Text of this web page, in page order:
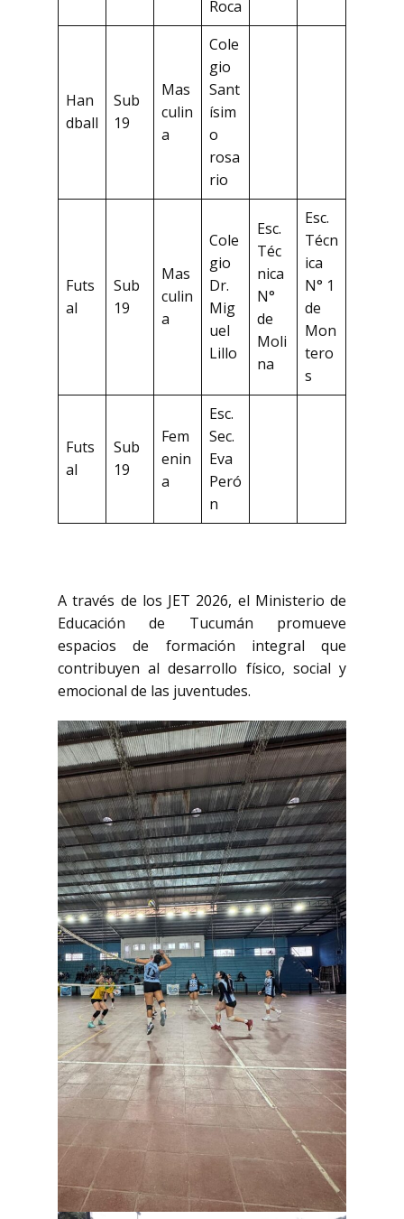
Roca
Han
dball
Sub
19
Mas
culin
a
Cole
gio
Sant
ísim
o
rosa
rio
Futs
al
Sub
19
Mas
culin
a
Cole
gio
Dr.
Mig
uel
Lillo
Esc.
Téc
nica
N°
de
Moli
na
Esc.
Técn
ica
N° 1
de
Mon
tero
s
Futs
al
Sub
19
Fem
enin
a
Esc.
Sec.
Eva
Peró
n
A través de los JET 2026, el Ministerio de
Educación de Tucumán promueve
espacios de formación integral que
contribuyen al desarrollo físico, social y
emocional de las juventudes.